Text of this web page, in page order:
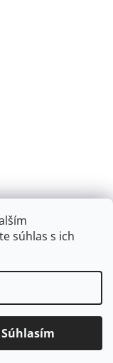
súhlas s ich
Súhlasím
práva vyhradené.